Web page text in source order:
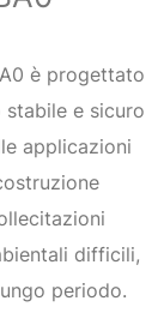
è progettato
e sicuro
applicazioni
difficili,
periodo.